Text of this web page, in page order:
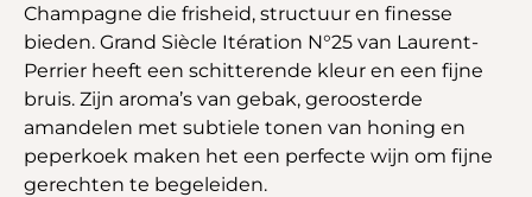
Champagne die frisheid, structuur en finesse
bieden. Grand Siècle Itération N°25 van Laurent-
Perrier heeft een schitterende kleur en een fijne
bruis. Zijn aroma’s van gebak, geroosterde
amandelen met subtiele tonen van honing en
peperkoek maken het een perfecte wijn om fijne
gerechten te begeleiden.